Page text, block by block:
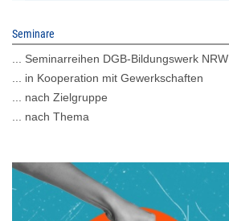
Seminare
... Seminarreihen DGB-Bildungswerk NRW
... in Kooperation mit Gewerkschaften
... nach Zielgruppe
... nach Thema